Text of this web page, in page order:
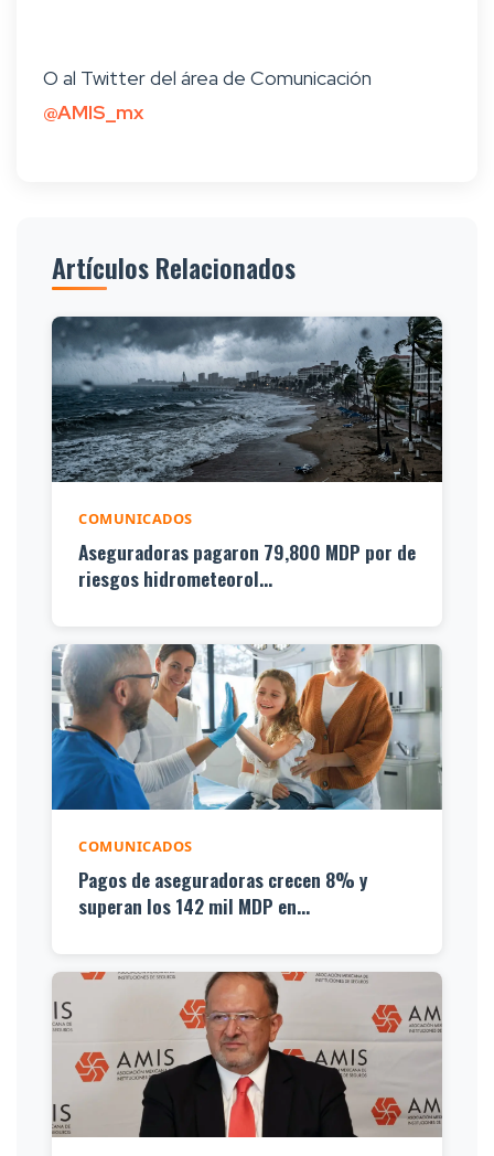
O al Twitter del área de Comunicación
@AMIS_mx
Artículos Relacionados
COMUNICADOS
Aseguradoras pagaron 79,800 MDP por de
riesgos hidrometeorol...
COMUNICADOS
Pagos de aseguradoras crecen 8% y
superan los 142 mil MDP en...